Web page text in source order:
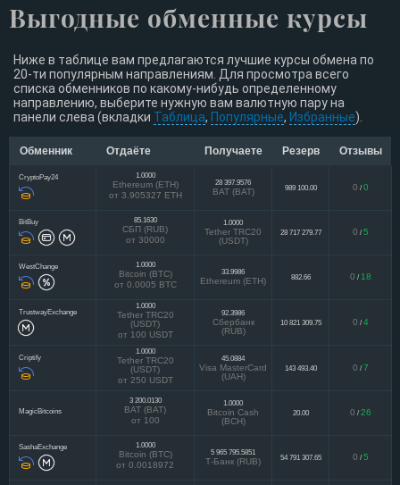
Выгодные обменные курсы
Ниже в таблице вам предлагаются лучшие курсы обмена по
20-ти популярным направлениям. Для просмотра всего
списка обменников по какому-нибудь определенному
направлению, выберите нужную вам валютную пару на
панели слева (вкладки Таблица, Популярные, Избранные).
Обменник Отдаёте Получаете Резерв Отзывы
CryptoPay24 1.0000
Ethereum (ETH)
от 3.905327 ETH
28 397.9576
BAT (BAT) 989 100.00 0 / 0
BitBuy 85.1630
СБП (RUB)
от 30000
1.0000
Tether TRC20
(USDT)
28 717 279.77 0 / 5
WestChange 1.0000
Bitcoin (BTC)
от 0.0005 BTC
33.9986
Ethereum (ETH) 882.66 0 / 18
TrustwayExchange
1.0000
Tether TRC20
(USDT)
от 100 USDT
92.3986
Сбербанк
(RUB)
10 821 309.75 0 / 4
Criptify
1.0000
Tether TRC20
(USDT)
от 250 USDT
45.0884
Visa MasterCard
(UAH)
143 493.40 0 / 7
MagicBitcoins
3 200.0130
BAT (BAT)
от 100
1.0000
Bitcoin Cash
(BCH)
20.00 0 / 26
SashaExchange 1.0000
Bitcoin (BTC)
от 0.0018972
5 965 795.5851
Т-Банк (RUB) 54 791 307.65 0 / 5